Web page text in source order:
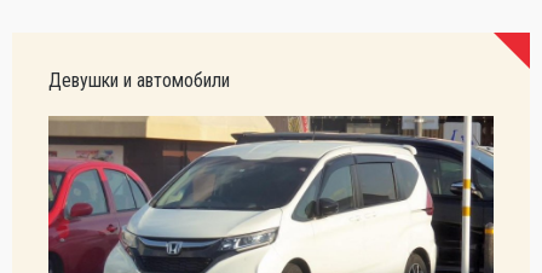
Девушки и автомобили